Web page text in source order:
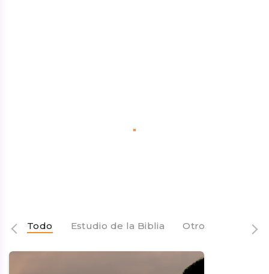
Todo Estudio de la Biblia Otro